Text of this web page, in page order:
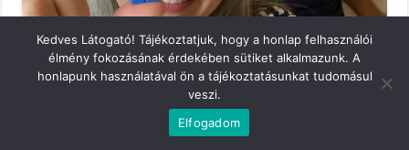
Kedves Látogató! Tájékoztatjuk, hogy a honlap felhasználói
élmény fokozásának érdekében sütiket alkalmazunk. A
honlapunk használatával ön a tájékoztatásunkat tudomásul
veszi.
Elfogadom